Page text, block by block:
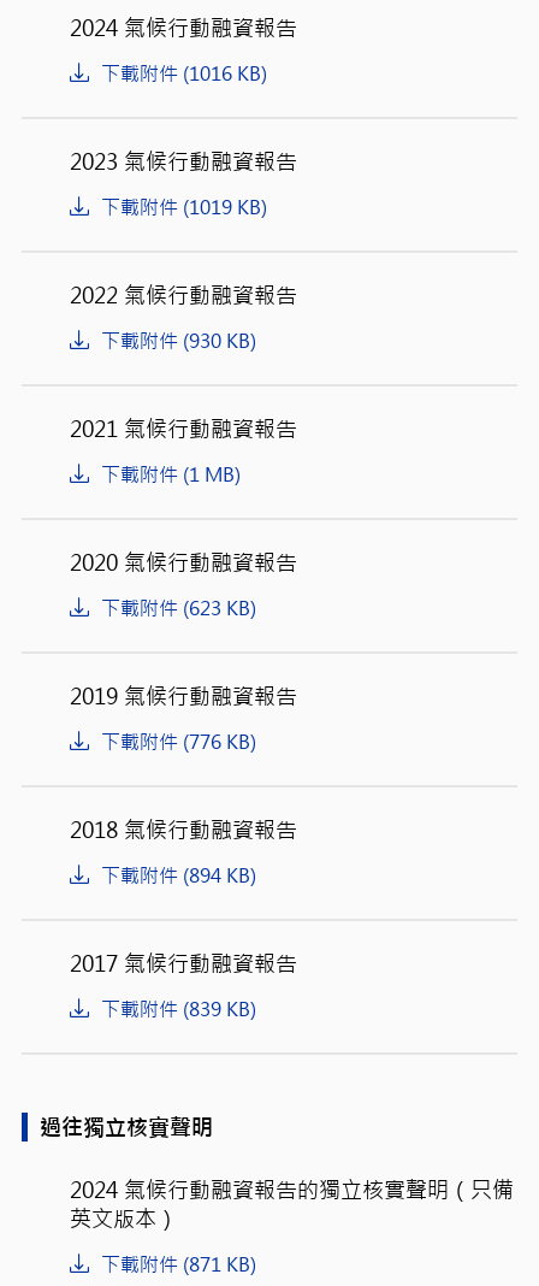
2024 氣候行動融資報告
下載附件 (1016 KB)
2023 氣候行動融資報告
下載附件 (1019 KB)
2022 氣候行動融資報告
下載附件 (930 KB)
2021 氣候行動融資報告
下載附件 (1 MB)
2020 氣候行動融資報告
下載附件 (623 KB)
2019 氣候行動融資報告
下載附件 (776 KB)
2018 氣候行動融資報告
下載附件 (894 KB)
2017 氣候行動融資報告
下載附件 (839 KB)
過往獨立核實聲明
2024 氣候行動融資報告的獨立核實聲明（只備
英文版本）
下載附件 (871 KB)